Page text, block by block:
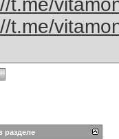
t.me/
t.me/
разделе